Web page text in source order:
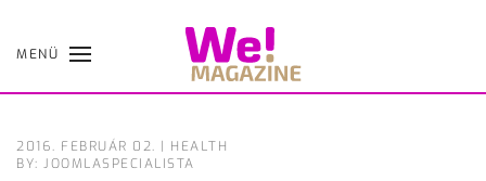
Skip
MENÜ
2016. FEBRUÁR 02. | HEALTH
BY: JOOMLASPECIALISTA